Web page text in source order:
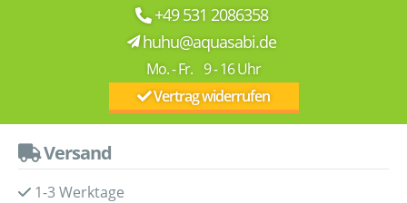
+49 531 2086358
huhu@aquasabi.de
Mo. - Fr. 9 - 16 Uhr
Vertrag widerrufen
Versand
1-3 Werktage